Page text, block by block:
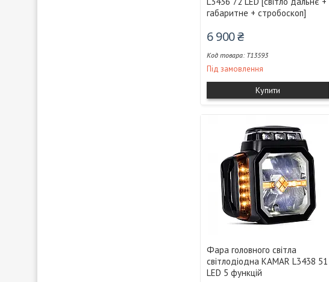
габаритне + стробоскоп]
6 900 ₴
T13593
Під замовлення
Купити
Фара головного світла
світлодіодна KAMAR L3438 51
LED 5 функцій